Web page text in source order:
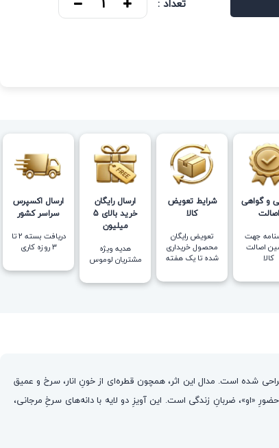
و گواهی
اصالت
جهت
اصالت
کالا
شرایط تعویض
کالا
تعویض رایگان
محصول خریداری
شده تا یک هفته
ارسال رایگان
خرید بالای 5
میلیون
هدیه ویژه
مشتریان لوموس
ارسال اکسپرس
سراسر کشور
دریافت بسته ۲ تا
۳ روزه کاری
شده است. مدال این اثر، همچون قطره‌ای از خونِ انار، سرخ و عمیق
بیاورد که حضورِ «او»، ضربانِ زندگی است. این آویزِ دو لایه با دانه‌های سرخِ مرجانی،